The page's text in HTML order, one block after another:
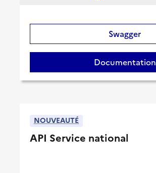
Swagger
Documentation
NOUVEAUTÉ
API Service national